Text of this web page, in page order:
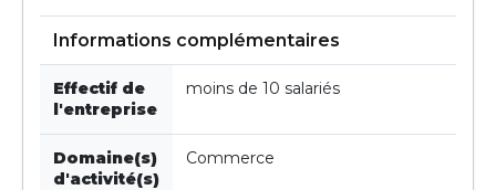
Informations complémentaires
Effectif de
l'entreprise
moins de 10 salariés
Domaine(s)
d'activité(s)
Commerce